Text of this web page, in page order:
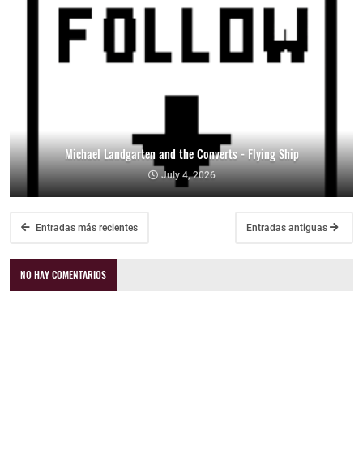
Michael Landgarten and the Converts - Flying Ship
July 4, 2026
Entradas más recientes Entradas antiguas
NO HAY COMENTARIOS